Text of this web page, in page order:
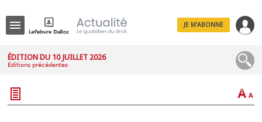
JE M'ABONNE
ÉDITION DU 10 JUILLET 2026
Éditions précédentes